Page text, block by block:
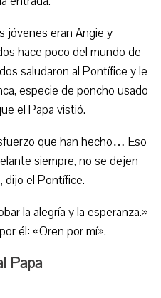
jóvenes eran Angie y
hace poco del mundo de
saludaron al Pontífice y le
especie de poncho usado
el Papa vistió.
que han hecho… Eso
siempre, no se dejen
dijo el Pontífice.
la alegría y la esperanza.»
él: «Oren por mí».
Papa